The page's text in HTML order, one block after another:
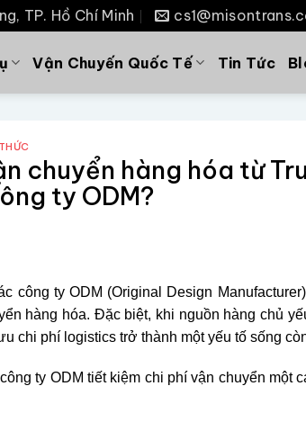
TP. Hồ Chí Minh
Vận Chuyến Quốc Tế Tin Tức
chuyển hàng hóa từ
ty ODM?
công ty ODM (Original Design
hàng hóa. Đặc biệt, khi nguồn hàng chủ
chi phí logistics trở thành một yếu tố sống
ty ODM tiết kiệm chi phí vận chuyển một